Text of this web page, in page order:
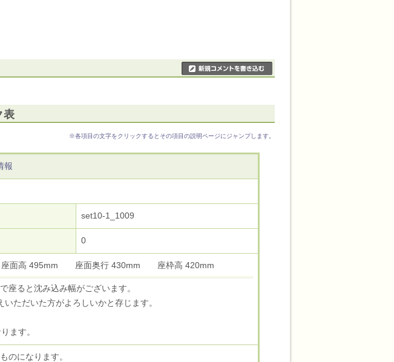
表
※各項目の文字をクリックするとその項目の説明ページにジャンプします。
報
set10-1_1009
0
高 495mm 座面奥行 430mm 座枠高 420mm
座ると沈み込み幅がございます。
ただいた方がよろしいかと存じます。
ます。
のになります。